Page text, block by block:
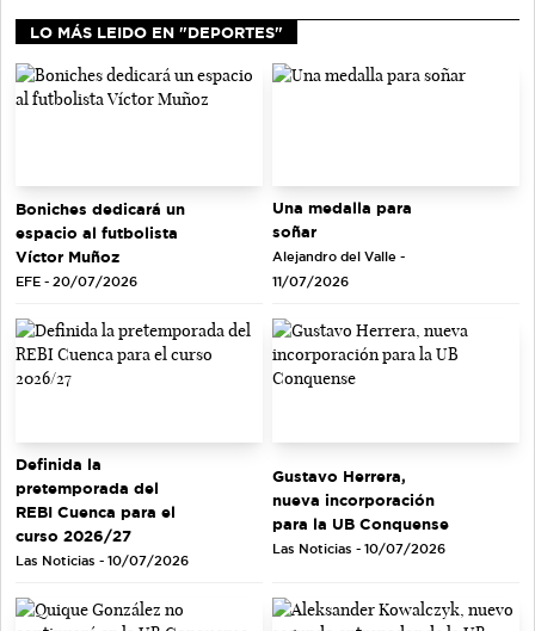
LO MÁS LEIDO EN "DEPORTES"
Boniches dedicará un
espacio al futbolista
Víctor Muñoz
EFE - 20/07/2026
Una medalla para
soñar
Alejandro del Valle -
11/07/2026
Definida la
pretemporada del
REBI Cuenca para el
curso 2026/27
Las Noticias - 10/07/2026
Gustavo Herrera,
nueva incorporación
para la UB Conquense
Las Noticias - 10/07/2026